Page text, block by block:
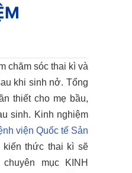
chăm sóc thai kì và
khi sinh nở. Tổng
thiết cho mẹ bầu,
sinh. Kinh nghiệm
viện Quốc tế Sản
kiến thức thai kì sẽ
mục KINH